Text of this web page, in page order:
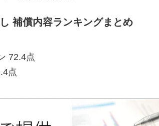
補償内容ランキングまとめ
72.4点
点